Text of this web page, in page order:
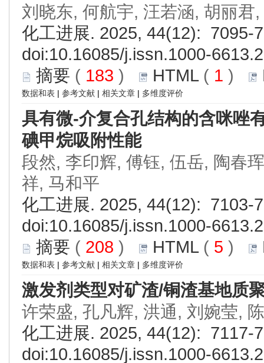
刘晓东, 何航宇, 汪若涵, 胡丽君
化工进展. 2025, 44(12): 7095-
doi:10.16085/j.issn.1000-
摘要 ( 183 ) HTML( 1 )
数据和表 | 参考文献 | 相关文章 | 多维度评价
具有微-介复合孔结构的含咪唑
碘甲烷吸附性能
段然, 李印辉, 傅钰, 伍岳, 陶春
祥, 马和平
化工进展. 2025, 44(12): 7103-
doi:10.16085/j.issn.1000-
摘要 ( 208 ) HTML( 5 )
数据和表 | 参考文献 | 相关文章 | 多维度评价
激发剂类型对矿渣/铜渣基地质
许荣盛, 孔凡辉, 洪通, 刘婉莹,
化工进展. 2025, 44(12): 7117-
doi:10.16085/j.issn.1000-